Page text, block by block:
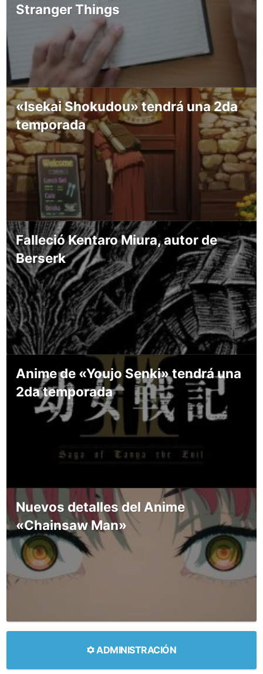
Stranger Things
«Isekai Shokudou» tendrá una 2da
temporada
Falleció Kentaro Miura, autor de
Berserk
Anime de «Youjo Senki» tendrá una
2da temporada
Nuevos detalles del Anime
«Chainsaw Man»
ADMINISTRACIÓN